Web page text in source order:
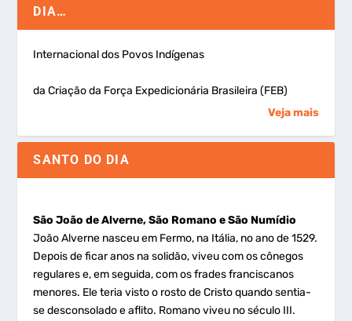
DIA…
Internacional dos Povos Indígenas
da Criação da Força Expedicionária Brasileira (FEB)
Veja mais
SANTO DO DIA
São João de Alverne, São Romano e São Numídio
João Alverne nasceu em Fermo, na Itália, no ano de 1529.
Depois de ficar anos na solidão, viveu com os cônegos
regulares e, em seguida, com os frades franciscanos
menores. Ele teria visto o rosto de Cristo quando sentia-
se desconsolado e aflito. Romano viveu no século III.